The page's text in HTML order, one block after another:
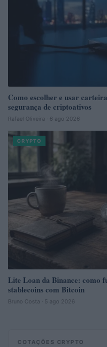
Como escolher e usar
segurança de criptoativos
Rafael Oliveira · 6 ago 2026
CRYPTO
Lite Loan da Binance: como
stablecoins com Bitcoin
Bruno Costa · 5 ago 2026
COTAÇÕES CRYPTO